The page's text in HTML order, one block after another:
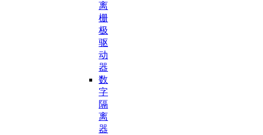
离
栅
极
驱
动
器
数
字
隔
离
器